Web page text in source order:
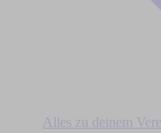
Alles zu deinem